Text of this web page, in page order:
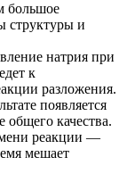
большое
структуры и
натрия при
к
разложения.
появляется
общего качества.
реакции —
мешает